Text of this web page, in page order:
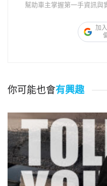
幫助車主掌握第一手資訊與
加
你可能也會有興趣